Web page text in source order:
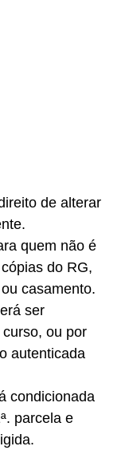
de alterar
quem não é
do RG,
casamento.
ser
ou por
autenticada
condicionada
parcela e